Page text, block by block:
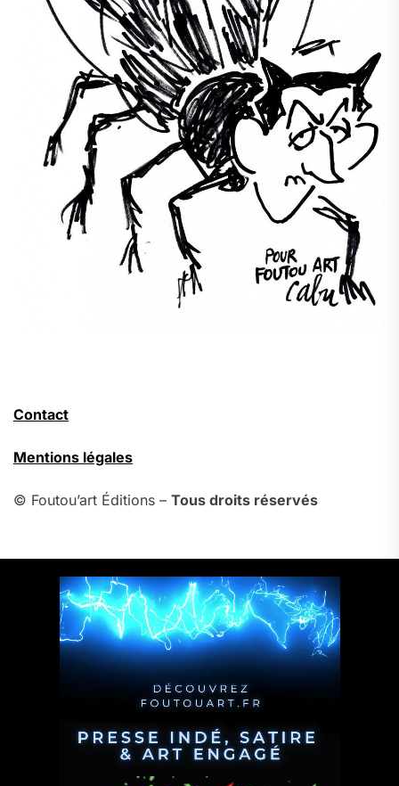
Contact
Mentions légales
© Foutou’art Éditions – Tous droits réservés